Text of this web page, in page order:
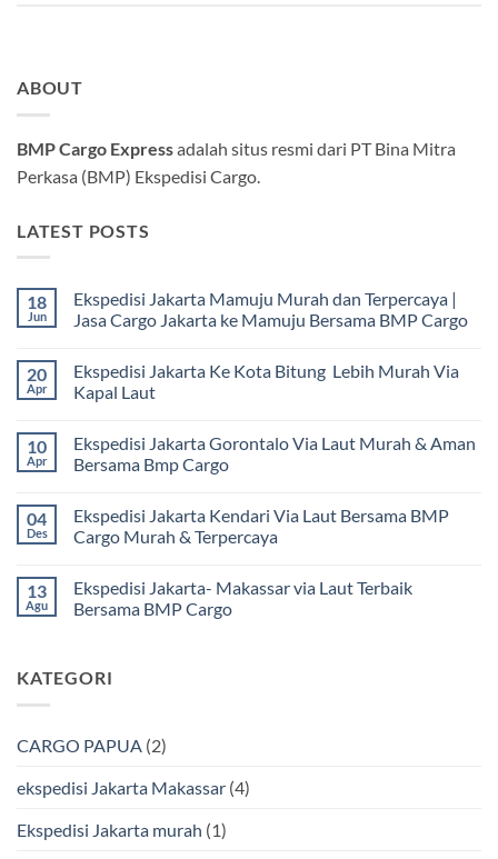
ABOUT
BMP Cargo Expressadalah situs resmi dari PT Bina Mitra
Perkasa (BMP) Ekspedisi Cargo.
LATEST POSTS
18
Jun
Ekspedisi Jakarta Mamuju Murah dan Terpercaya |
Jasa Cargo Jakarta ke Mamuju Bersama BMP Cargo
komentar
pada
Ekspedisi
Murah
dan
Terpercaya
Cargo
Jakarta
ke
BMP
Cargo
20
Apr
Ekspedisi Jakarta Ke Kota Bitung Lebih Murah Via
Kapal Laut
komentar
pada
Ekspedisi
Kota
Bitung
Lebih
Kapal
Laut
10
Apr
Ekspedisi Jakarta Gorontalo Via Laut Murah & Aman
Bersama Bmp Cargo
komentar
pada
Ekspedisi
Via
Laut
Murah
Bmp
Cargo
04
Des
Ekspedisi Jakarta Kendari Via Laut Bersama BMP
Cargo Murah & Terpercaya
komentar
pada
Ekspedisi
Laut
Bersama
&
13
Agu
Ekspedisi Jakarta- Makassar via Laut Terbaik
Bersama BMP Cargo
pada
Ekspedisi
Laut
BMP
KATEGORI
CARGO PAPUA (2)
ekspedisi Jakarta Makassar (4)
Ekspedisi Jakarta murah (1)